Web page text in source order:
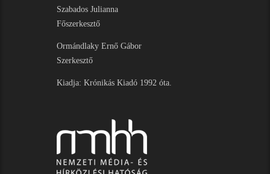
Szabados Julianna
Főszerkesztő
Ormándlaky Ernő Gábor
Szerkesztő
Kiadja: Krónikás Kiadó 1992 óta.